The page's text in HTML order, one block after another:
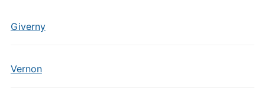
Giverny
Vernon